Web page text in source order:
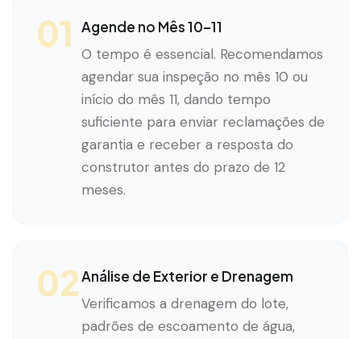
01 Agende no Mês 10–11
O tempo é essencial. Recomendamos
agendar sua inspeção no mês 10 ou
início do mês 11, dando tempo
suficiente para enviar reclamações de
garantia e receber a resposta do
construtor antes do prazo de 12
meses.
02Análise de Exterior e Drenagem
Verificamos a drenagem do lote,
padrões de escoamento de água,